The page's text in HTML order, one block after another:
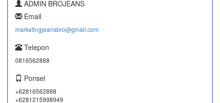
ADMIN BROJEANS
Email
marketingjeansbro@gmail.com
Telepon
0816562888
Ponsel
+62816562888
+6281215998949